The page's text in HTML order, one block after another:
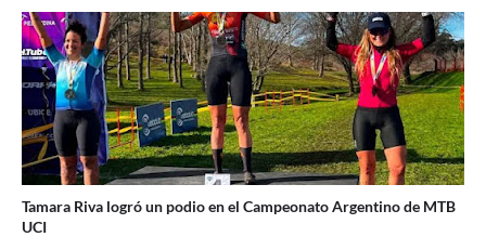
Tamara Riva logró un podio en el Campeonato Argentino de MTB
UCI